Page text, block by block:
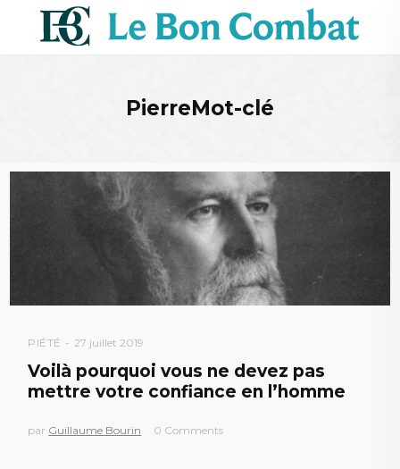
PierreMot-clé
PIÉTÉ 27 juillet 2019
Voilà pourquoi vous ne devez pas
mettre votre confiance en l’homme
par Guillaume Bourin 0 Comments